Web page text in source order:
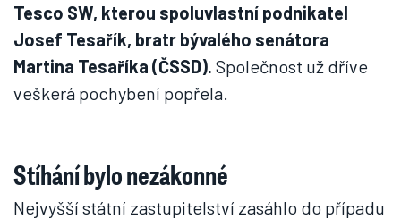
Tesco SW, kterou spoluvlastní podnikatel
Josef Tesařík, bratr bývalého senátora
Martina Tesaříka (ČSSD). Společnost už dříve
veškerá pochybení popřela.
Stíhání bylo nezákonné
Nejvyšší státní zastupitelství zasáhlo do případu